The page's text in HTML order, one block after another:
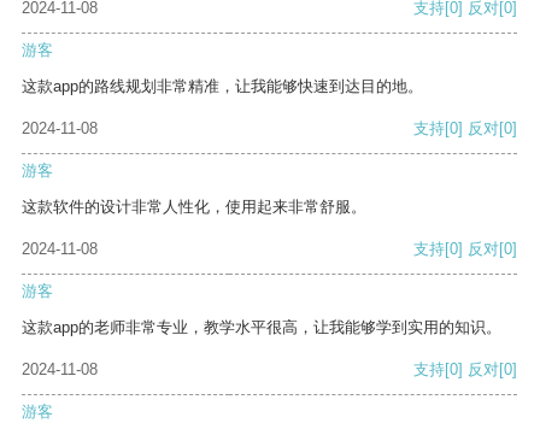
2024-11-08
支持[0] 反对[0]
游客
这款app的路线规划非常精准，让我能够快速到达目的地。
2024-11-08 支持[0] 反对[0]
游客
这款软件的设计非常人性化，使用起来非常舒服。
2024-11-08 支持[0] 反对[0]
游客
这款app的老师非常专业，教学水平很高，让我能够学到实用的知识。
2024-11-08 支持[0] 反对[0]
游客